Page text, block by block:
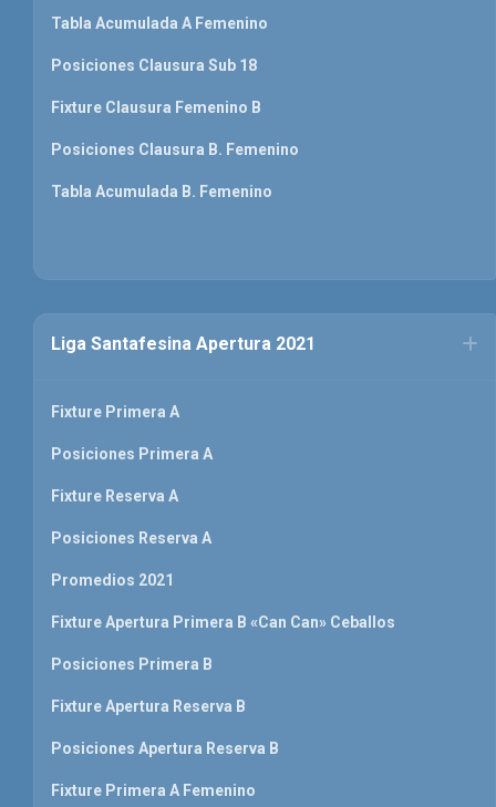
Tabla Acumulada A Femenino
Posiciones Clausura Sub 18
Fixture Clausura Femenino B
Posiciones Clausura B. Femenino
Tabla Acumulada B. Femenino
Liga Santafesina Apertura 2021
Fixture Primera A
Posiciones Primera A
Fixture Reserva A
Posiciones Reserva A
Promedios 2021
Fixture Apertura Primera B «Can Can» Ceballos
Posiciones Primera B
Fixture Apertura Reserva B
Posiciones Apertura Reserva B
Fixture Primera A Femenino